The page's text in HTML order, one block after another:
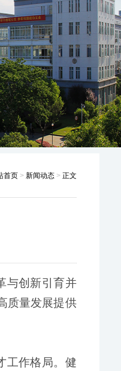
首页> 新闻动态> 正文
与创新引育并
质量发展提供
工作格局。健